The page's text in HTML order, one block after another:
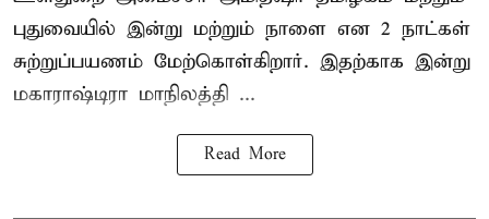
புதுவையில் இன்று மற்றும் நாளை என 2 நாட்கள்
சுற்றுப்பயணம் மேற்கொள்கிறார். இதற்காக இன்று
மகாராஷ்டிரா மாநிலத்தி ...
Read More